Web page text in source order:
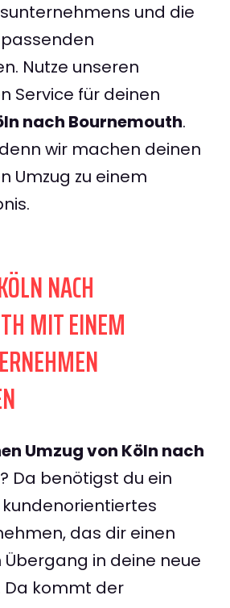
und die
Nutze unseren
Service für deinen
nach Bournemouth.
wir machen deinen
Umzug zu einem
NACH
MIT EINEM
Umzug von Köln nach
? Da benötigst du ein
das dir einen
in deine neue
Da kommt der